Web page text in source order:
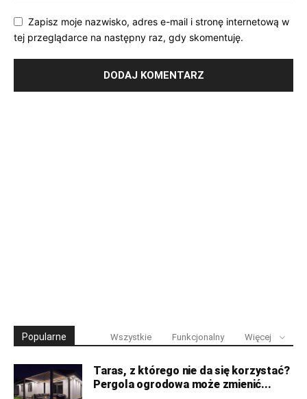
Zapisz moje nazwisko, adres e-mail i stronę internetową w
tej przeglądarce na następny raz, gdy skomentuję.
Popularne Wszystkie Funkcjonalny Więcej
Taras, z którego nie da się korzystać?
Pergola ogrodowa może zmienić...